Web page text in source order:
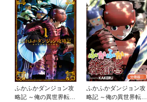
ふかふかダンジョン攻
略記 ～俺の異世界転生
ふかふかダンジョン攻
略記 ～俺の異世界転生